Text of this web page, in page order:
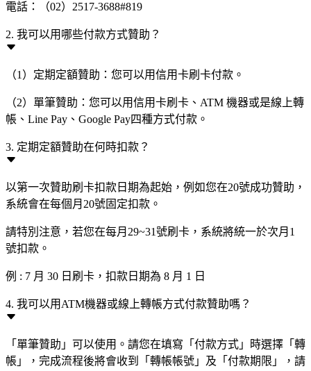
電話：（02）2517-3688#819
2. 我可以用哪些付款方式贊助？
（1）定期定額贊助：您可以用信用卡刷卡付款。
（2）單筆贊助：您可以用信用卡刷卡、ATM 機器或是線上轉
帳、Line Pay、Google Pay四種方式付款。
3. 定期定額贊助在何時扣款？
以第一次贊助刷卡扣款日期為起始，例如您在20號成功贊助，
系統會在每個月20號固定扣款。
請特別注意，若您在每月29~31號刷卡，系統將統一於次月1
號扣款。
例 : 7 月 30 日刷卡，扣款日期為 8 月 1 日
4. 我可以用ATM機器或線上轉帳方式付款贊助嗎？
「單筆贊助」可以使用。請您在填寫「付款方式」時選擇「轉
帳」，完成流程後將會收到「轉帳帳號」及「付款期限」，請